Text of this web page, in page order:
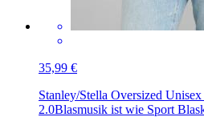
35,99 €
Stanley/Stella Oversized
2.0Blasmusik ist wie Sport